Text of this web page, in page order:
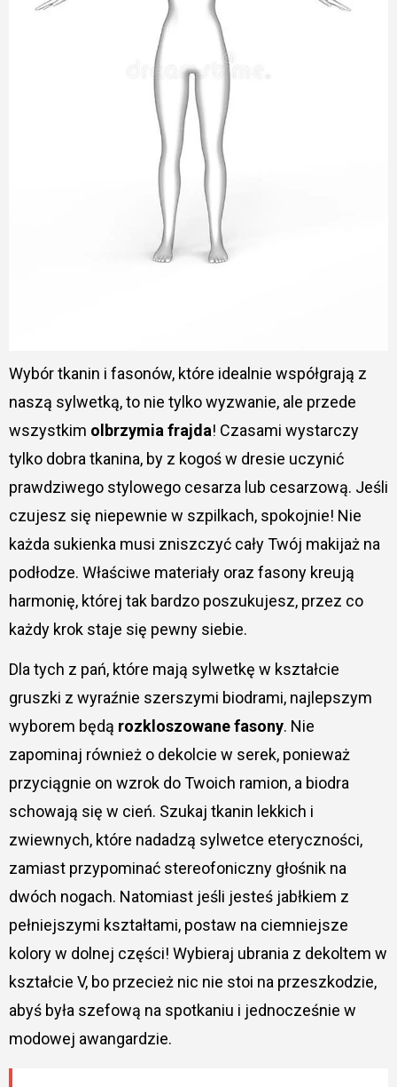
Wybór tkanin i fasonów, które idealnie współgrają z
naszą sylwetką, to nie tylko wyzwanie, ale przede
wszystkim olbrzymia frajda! Czasami wystarczy
tylko dobra tkanina, by z kogoś w dresie uczynić
prawdziwego stylowego cesarza lub cesarzową. Jeśli
czujesz się niepewnie w szpilkach, spokojnie! Nie
każda sukienka musi zniszczyć cały Twój makijaż na
podłodze. Właściwe materiały oraz fasony kreują
harmonię, której tak bardzo poszukujesz, przez co
każdy krok staje się pewny siebie.
Dla tych z pań, które mają sylwetkę w kształcie
gruszki z wyraźnie szerszymi biodrami, najlepszym
wyborem będą rozkloszowane fasony. Nie
zapominaj również o dekolcie w serek, ponieważ
przyciągnie on wzrok do Twoich ramion, a biodra
schowają się w cień. Szukaj tkanin lekkich i
zwiewnych, które nadadzą sylwetce eteryczności,
zamiast przypominać stereofoniczny głośnik na
dwóch nogach. Natomiast jeśli jesteś jabłkiem z
pełniejszymi kształtami, postaw na ciemniejsze
kolory w dolnej części! Wybieraj ubrania z dekoltem w
kształcie V, bo przecież nic nie stoi na przeszkodzie,
abyś była szefową na spotkaniu i jednocześnie w
modowej awangardzie.